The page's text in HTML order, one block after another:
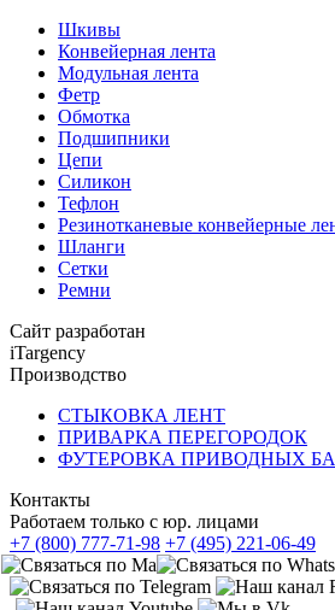
Шкивы
Конвейерная лента
Модульная лента
Фетр
Обмотка
Подшипники
Цепи
Силикон
Тефлон
Резинотканевые конвейерные
Шланги
Сетки
Ремни
Сайт разработан
iTargency
Производство
СТЫКОВКА ЛЕНТ
ПРИВАРКА ПЕРЕГОРОДОК
ФУТЕРОВКА ПРИВОДНЫХ
Контакты
Работаем только с юр. лицами
+7 (800) 777-71-98 +7 (495) 221-06-49